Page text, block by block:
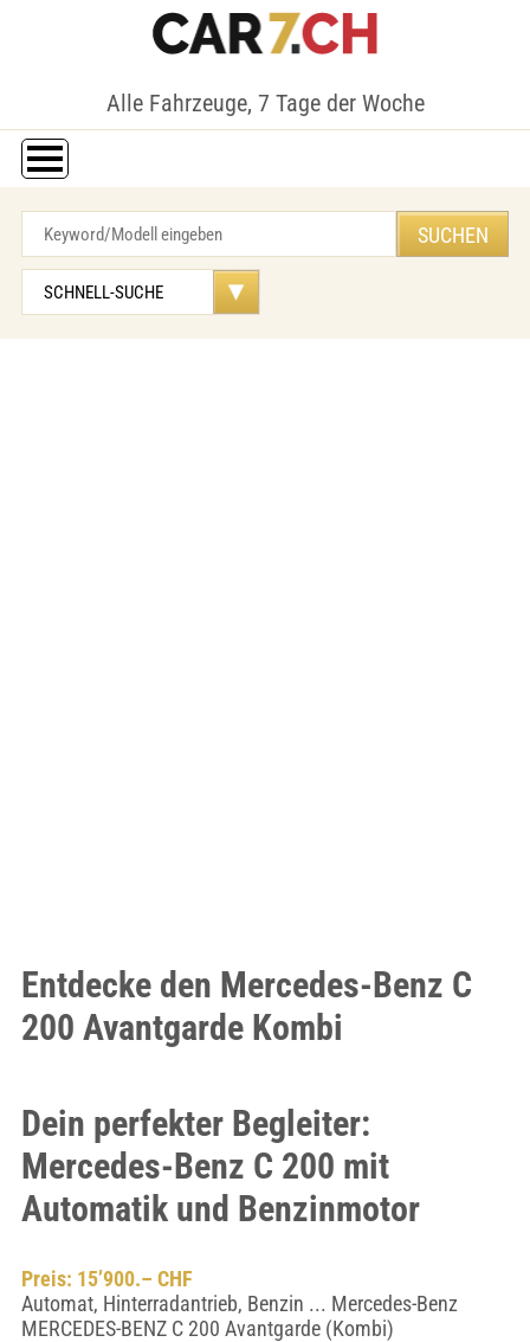
Alle Fahrzeuge, 7 Tage der Woche
Entdecke den Mercedes-Benz C
200 Avantgarde Kombi
Dein perfekter Begleiter:
Mercedes-Benz C 200 mit
Automatik und Benzinmotor
Preis: 15’900.– CHF
Automat, Hinterradantrieb, Benzin ... Mercedes-Benz
MERCEDES-BENZ C 200 Avantgarde (Kombi)